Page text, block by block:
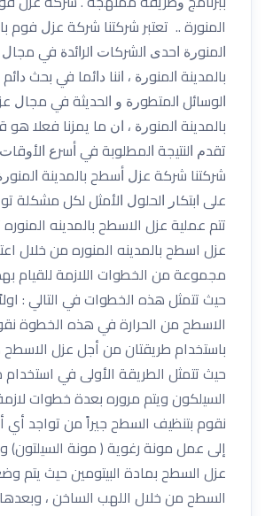
المنورة .. ﺗﻌﺘﺒﺮ ﺷﺮﻛﺘﻨﺎ شرﻛﺔ ﻋﺰﻝ فوم
ﺍﻟﻤﻨﻮﺭﺓ ﺍﺣﺪﻯ ﺍﻟﺸﺮﻛﺎﺕ ﺍﻟﺮﺍﺋﺪﺓ ﻓﻲ
ﺑﺎﻟﻤﺪﻳﻨﺔ ﺍﻟﻤﻨﻮﺭﺓ ، ﺍﻧﻨﺎ ﺩﺍﺋﻤﺎ ﻓﻲ ﺑﺤﺚ
ﺍﻟﻮﺳﺎﺋﻞ ﺍﻟﻤﺘﻄﻮﺭﺓ ﻭ ﺍﻟﺤﺪﻳﺜﺔ ﻓﻲ ﻣﺠﺎﻝ
ﺑﺎﻟﻤﺪﻳﻨﺔ ﺍﻟﻤﻨﻮﺭﺓ ، ﺍﻥ ﻣﺎ ﻳﻤﺰﻧﺎ ﻓﻌﻼ ﻫﻮ
ﺗﻘﺪﻡ ﺍﻟﻨﺘﻴﺠﺔ ﺍﻟﻤﻄﻠﻮﺑﺔ ﻓﻲ ﺃﺳﺮﻉ
ﺷﺮﻛﺘﻨﺎ ﺷﺮﻛﺔ ﻋﺰﻝ ﺃﺳﻄﺢ ﺑﺎﻟﻤﺪﻳﻨﺔ
ﻋﻠﻰ ﺍﺑﺘﻜﺎﺭ ﺍﻟﺤﻠﻮﻝ ﺍﻷﻣﺜﻞ ﻟﻜﻞ ﻣﺸﻜﻠﺔ
تتم عملية عزل الاسطح بالمدينه
عزل اسطح بالمدينه المنوره من خلال
مجموعة من الخطوات اللازمة للقيام
حيث تتمثل هذه الخطوات في التالي :
الاسطح من الحرارة في هذه الخطوة
باستخدام طريقتان من أجل عزل الاسطح
حيث تتمثل الطريقة الأولى في
السيلكون ويتم مروره بعدة خطوات
نقوم بتنظيف السطح جيراً من تواجد أي
إلى عمل مونة رغوية ( مونة السيلتون)
عزل السطح بمادة البيتومين حيث يتم
السطح من خلال اللهب الساخن ،